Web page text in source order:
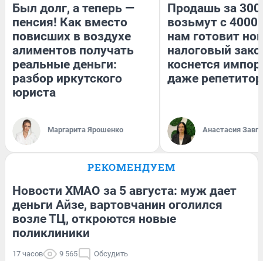
Был долг, а теперь —
пенсия! Как вместо
повисших в воздухе
алиментов получать
реальные деньги:
разбор иркутского
юриста
Маргарита Ярошенко
Продашь за
возьмут с
нам готовит
налоговый
коснется
даже
Анастасия
РЕКОМЕНДУЕМ
Новости ХМАО за 5 августа: муж дает
деньги Айзе, вартовчанин оголился
возле ТЦ, откроются новые
поликлиники
17 часов 9 565 Обсудить